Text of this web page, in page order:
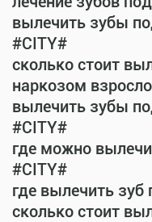
вылечить зубы
#CITY#
сколько стоит
наркозом
вылечить зубы
#CITY#
где можно
#CITY#
где вылечить
сколько стоит